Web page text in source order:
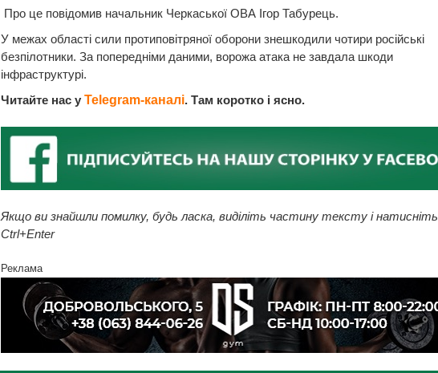
Про це повідомив начальник Черкаської ОВА Ігор Табурець.
У межах області сили протиповітряної оборони знешкодили чотири російські
безпілотники. За попередніми даними, ворожа атака не завдала шкоди
інфраструктурі.
Читайте нас у Telegram-каналі. Там коротко і ясно.
Якщо ви знайшли помилку, будь ласка, виділіть частину тексту і натисніть
Ctrl+Enter
Реклама